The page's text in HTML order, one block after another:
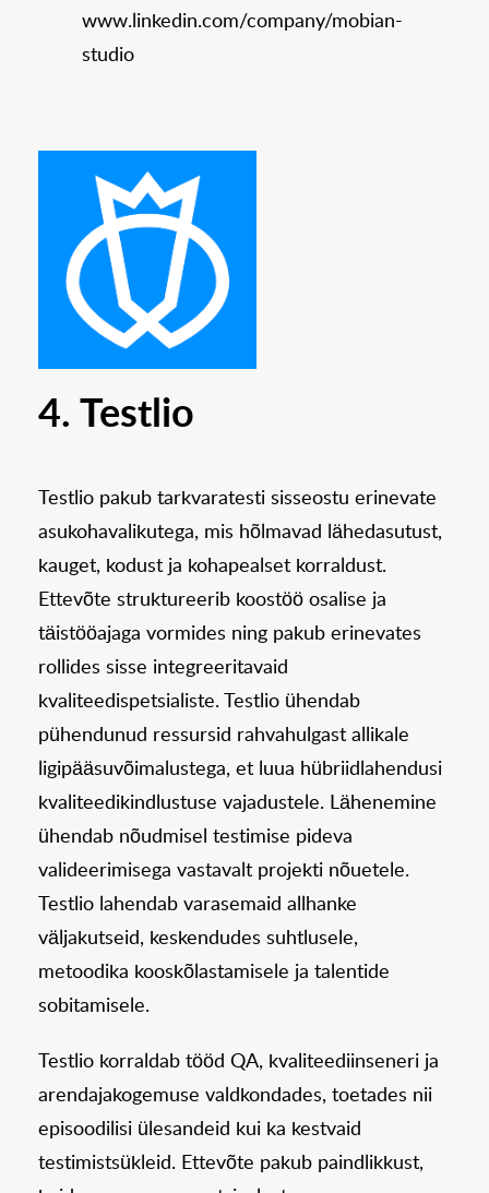
www.linkedin.com/company/mobian-
studio
4. Testlio
Testlio pakub tarkvaratesti sisseostu erinevate
asukohavalikutega, mis hõlmavad lähedasutust,
kauget, kodust ja kohapealset korraldust.
Ettevõte struktureerib koostöö osalise ja
täistööajaga vormides ning pakub erinevates
rollides sisse integreeritavaid
kvaliteedispetsialiste. Testlio ühendab
pühendunud ressursid rahvahulgast allikale
ligipääsuvõimalustega, et luua hübriidlahendusi
kvaliteedikindlustuse vajadustele. Lähenemine
ühendab nõudmisel testimise pideva
valideerimisega vastavalt projekti nõuetele.
Testlio lahendab varasemaid allhanke
väljakutseid, keskendudes suhtlusele,
metoodika kooskõlastamisele ja talentide
sobitamisele.
Testlio korraldab tööd QA, kvaliteediinseneri ja
arendajakogemuse valdkondades, toetades nii
episoodilisi ülesandeid kui ka kestvaid
testimistsükleid. Ettevõte pakub paindlikkust,